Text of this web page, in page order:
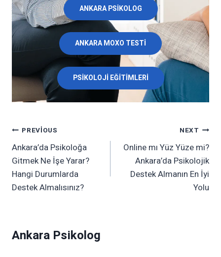
ANKARA PSIKOLOG
ANKARA MOXO TESTI
PSIKOLOJI EĞITIMLERI
PREVIOUS
Ankara’da Psikoloğa
Gitmek Ne İşe Yarar?
Hangi Durumlarda
Destek Almalısınız?
NEXT
Online mı Yüz Yüze mi?
Ankara’da Psikolojik
Destek Almanın En İyi
Yolu
Ankara Psikolog